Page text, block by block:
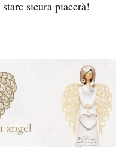
sicura piacerà!